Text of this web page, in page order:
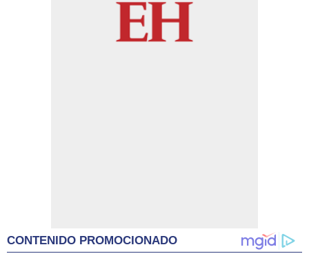
CONTENIDO PROMOCIONADO